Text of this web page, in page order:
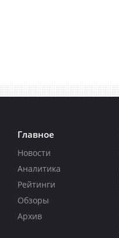
Главное
Новости
Аналитика
Рейтинги
Обзоры
Архив